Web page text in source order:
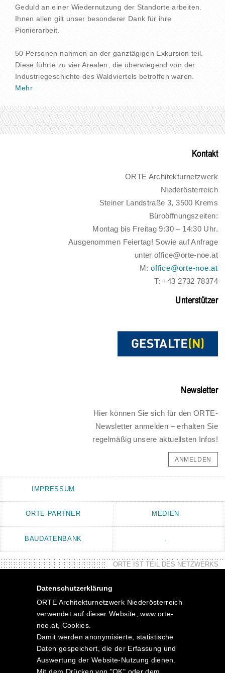
Geduld an einer Wiedernutzung der Standorte arbeiten.
Ihnen allen gilt unser besonderer Dank für ihre
Pionierarbeit.
50 Personen nahmen an der ganztägigen Exkursion teil.
Diese führte zu vier Arealen, die überwiegend von der
Industriegeschichte des Waldviertels betroffen waren.
Mehr
Kontakt
ORTE Architekturnetzwerk
Niederösterreich
Steiner Landstraße 3, 3500 Krems
Büroöffnungszeiten:
Montag bis Freitag 9:30 – 14:30 Uhr.
Ausgenommen Feiertag! Sowie auf Anfrage
unter office@orte-noe.at
M:office@orte-noe.at
T: +43 2732 78374
Unterstützer
Newsletter
Hier können Sie sich für den ORTE-
Newsletter anmelden – erhalten Sie
regelmäßig unsere aktuellsten Infos!
ANMELDEN
IMPRESSUM
ORTE-PARTNER MEDIEN
BAUDATENBANK
ORTE IST TEIL DES NETZWERKS
Datenschutzerklärung
ORTE Architekturnetzwerk Niederösterreich
verwendet auf dieser Website, www.orte-
noe.at, Cookies.
Damit werden anonymisierte, statistische
Daten gespeichert, die der Erfassung und
Auswertung der Website-Nutzung dienen.